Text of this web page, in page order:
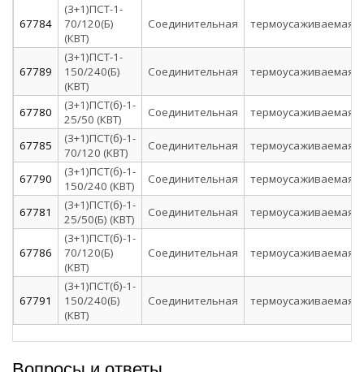
67784
(3+1)ПСТ-1-
70/120(Б)
(КВТ)
Соединительная термоусаживаемая
67789
(3+1)ПСТ-1-
150/240(Б)
(КВТ)
Соединительная термоусаживаемая
67780
(3+1)ПСТ(б)-1-
25/50 (КВТ)
Соединительная термоусаживаемая
67785
(3+1)ПСТ(б)-1-
70/120 (КВТ)
Соединительная термоусаживаемая
67790
(3+1)ПСТ(б)-1-
150/240 (КВТ)
Соединительная термоусаживаемая
67781
(3+1)ПСТ(б)-1-
25/50(Б) (КВТ)
Соединительная термоусаживаемая
67786
(3+1)ПСТ(б)-1-
70/120(Б)
(КВТ)
Соединительная термоусаживаемая
67791
(3+1)ПСТ(б)-1-
150/240(Б)
(КВТ)
Соединительная термоусаживаемая